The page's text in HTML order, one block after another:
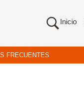
Inicio
FRECUENTES